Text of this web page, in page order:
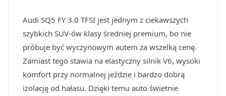
Audi SQ5 FY 3.0 TFSI jest jednym z ciekawszych
szybkich SUV-ów klasy średniej premium, bo nie
próbuje być wyczynowym autem za wszelką cenę.
Zamiast tego stawia na elastyczny silnik V6, wysoki
komfort przy normalnej jeździe i bardzo dobrą
izolację od hałasu. Dzięki temu auto świetnie